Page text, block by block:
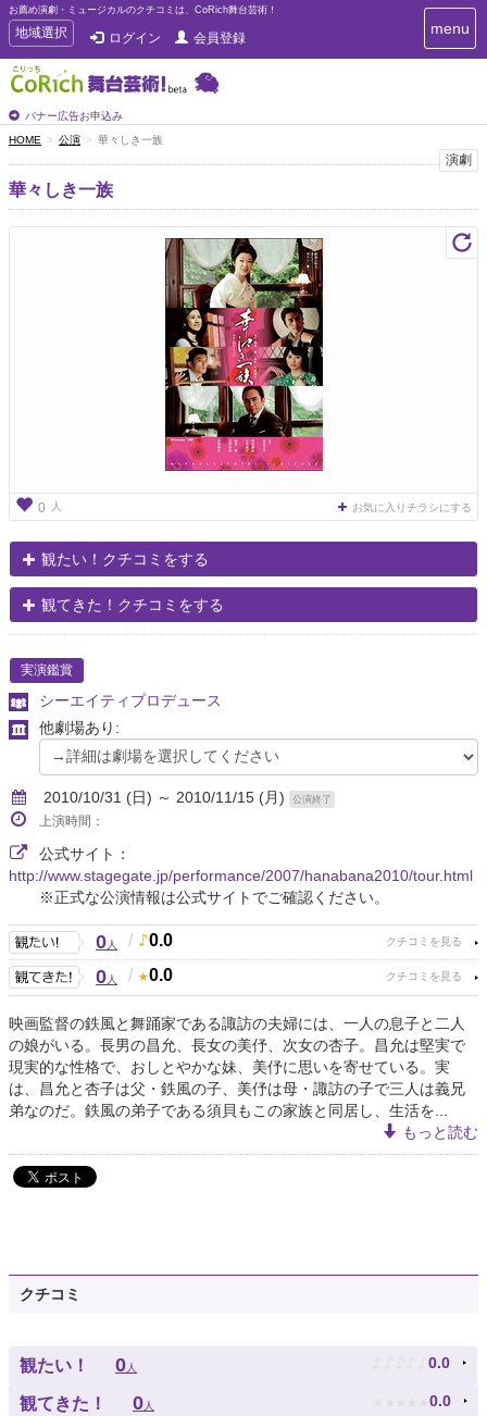
お薦め演劇・ミュージカルのクチコミは、CoRich舞台芸術！
T
o
g
g
e
n
a
v
i
地域選択 ログイン 会員登録
バナー広告お申込み
T
o
i
menu
HOME 公演 華々しき一族
演劇
華々しき一族
0 人 お気に入りチラシにする
観たい！クチコミをする
観てきた！クチコミをする
実演鑑賞
シーエイティプロデュース
他劇場あり:
2010/10/31 (日) ～ 2010/11/15 (月) 公演終了
上演時間：
公式サイト：
http://www.stagegate.jp/performance/2007/hanabana2010/tour.html
※正式な公演情報は公式サイトでご確認ください。
0人 / 0.0
0人 / 0.0
映画監督の鉄風と舞踊家である諏訪の夫婦には、一人の息子と二人
の娘がいる。長男の昌允、長女の美伃、次女の杏子。昌允は堅実で
現実的な性格で、おしとやかな妹、美伃に思いを寄せている。実
は、昌允と杏子は父・鉄風の子、美伃は母・諏訪の子で三人は義兄
弟なのだ。鉄風の弟子である須貝もこの家族と同居し、生活を...
もっと読む
クチコミ
観たい！ 0 人 ♪ ♪ ♪ ♪ ♪ 0.0
観てきた！ 0 人 ★ ★ ★ ★ ★ 0.0